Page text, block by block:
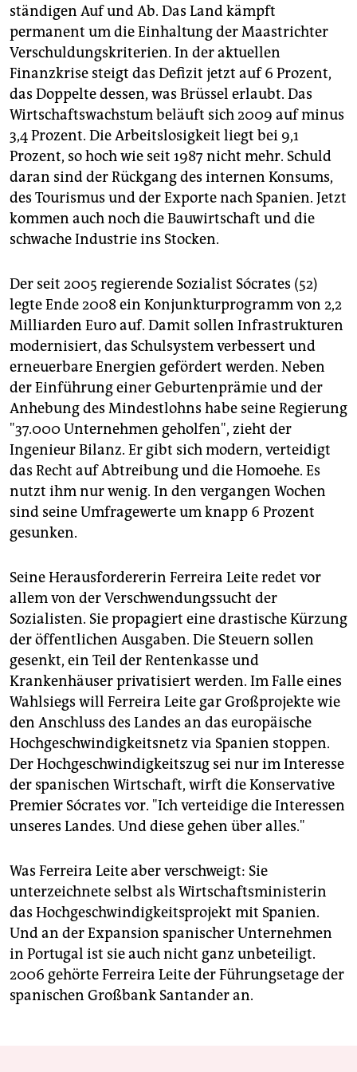
ständigen Auf und Ab. Das Land kämpft
permanent um die Einhaltung der Maastrichter
Verschuldungskriterien. In der aktuellen
Finanzkrise steigt das Defizit jetzt auf 6 Prozent,
das Doppelte dessen, was Brüssel erlaubt. Das
Wirtschaftswachstum beläuft sich 2009 auf minus
3,4 Prozent. Die Arbeitslosigkeit liegt bei 9,1
Prozent, so hoch wie seit 1987 nicht mehr. Schuld
daran sind der Rückgang des internen Konsums,
des Tourismus und der Exporte nach Spanien. Jetzt
kommen auch noch die Bauwirtschaft und die
schwache Industrie ins Stocken.
Der seit 2005 regierende Sozialist Sócrates (52)
legte Ende 2008 ein Konjunkturprogramm von 2,2
Milliarden Euro auf. Damit sollen Infrastrukturen
modernisiert, das Schulsystem verbessert und
erneuerbare Energien gefördert werden. Neben
der Einführung einer Geburtenprämie und der
Anhebung des Mindestlohns habe seine Regierung
"37.000 Unternehmen geholfen", zieht der
Ingenieur Bilanz. Er gibt sich modern, verteidigt
das Recht auf Abtreibung und die Homoehe. Es
nutzt ihm nur wenig. In den vergangen Wochen
sind seine Umfragewerte um knapp 6 Prozent
gesunken.
Seine Herausfordererin Ferreira Leite redet vor
allem von der Verschwendungssucht der
Sozialisten. Sie propagiert eine drastische Kürzung
der öffentlichen Ausgaben. Die Steuern sollen
gesenkt, ein Teil der Rentenkasse und
Krankenhäuser privatisiert werden. Im Falle eines
Wahlsiegs will Ferreira Leite gar Großprojekte wie
den Anschluss des Landes an das europäische
Hochgeschwindigkeitsnetz via Spanien stoppen.
Der Hochgeschwindigkeitszug sei nur im Interesse
der spanischen Wirtschaft, wirft die Konservative
Premier Sócrates vor. "Ich verteidige die Interessen
unseres Landes. Und diese gehen über alles."
Was Ferreira Leite aber verschweigt: Sie
unterzeichnete selbst als Wirtschaftsministerin
das Hochgeschwindigkeitsprojekt mit Spanien.
Und an der Expansion spanischer Unternehmen
in Portugal ist sie auch nicht ganz unbeteiligt.
2006 gehörte Ferreira Leite der Führungsetage der
spanischen Großbank Santander an.